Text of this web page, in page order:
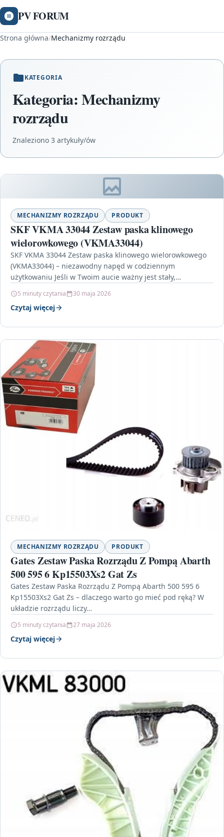
PV FORUM
Strona główna/Mechanizmy rozrządu
KATEGORIA
Kategoria:Mechanizmy
rozrządu
Znaleziono 3 artykuły/ów
MECHANIZMY ROZRZĄDU PRODUKT
SKF VKMA 33044 Zestaw paska klinowego
wielorowkowego (VKMA33044)
SKF VKMA 33044 Zestaw paska klinowego wielorowkowego
(VKMA33044) – niezawodny napęd w codziennym
użytkowaniu Jeśli w Twoim aucie ważny jest stały,
5 minuty czytania 30 maja 2026
Czytaj więcej
MECHANIZMY ROZRZĄDU PRODUKT
Gates Zestaw Paska Rozrządu Z Pompą Abarth
500 595 6 Kp15503Xs2 Gat Zs
Gates Zestaw Paska Rozrządu Z Pompą Abarth 500 595 6
Kp15503Xs2 Gat Zs – dlaczego warto go mieć pod ręką? W
układzie rozrządu liczy…
5 minuty czytania 27 maja 2026
Czytaj więcej